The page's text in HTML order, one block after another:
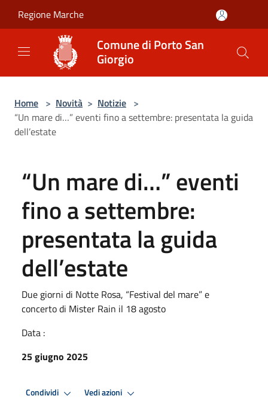
Regione Marche
Comune di Porto San
Giorgio
Home > Novità > Notizie >
“Un mare di…” eventi fino a settembre: presentata la guida
dell’estate
“Un mare di…” eventi
fino a settembre:
presentata la guida
dell’estate
Due giorni di Notte Rosa, “Festival del mare” e
concerto di Mister Rain il 18 agosto
Data :
25 giugno 2025
Condividi Vedi azioni